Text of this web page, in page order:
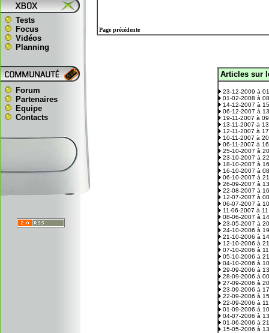
Tests
Focus
Vidéos
Planning
Forum
Partenaires
Equipe
Contacts
Page précédente
Articles sur
23-12-2009 à
01-02-2008 à
14-12-2007 à
06-12-2007 à
19-11-2007 à
13-11-2007 à
12-11-2007 à
10-11-2007 à
06-11-2007 à
25-10-2007 à
23-10-2007 à
18-10-2007 à
16-10-2007 à
06-10-2007 à
26-09-2007 à
22-08-2007 à
12-07-2007 à
06-07-2007 à
11-06-2007 à
08-06-2007 à
23-05-2007 à
24-10-2006 à
21-10-2006 à
12-10-2006 à
07-10-2006 à
05-10-2006 à
04-10-2006 à
29-09-2006 à
28-09-2006 à
27-09-2006 à
23-09-2006 à
22-09-2006 à
22-09-2006 à
01-09-2006 à
04-07-2006 à
01-06-2006 à
15-05-2006 à